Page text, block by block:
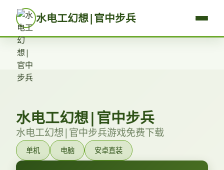
水电工幻想|官中步兵
水电工幻想|官中步兵
水电工幻想|官中步兵游戏免费下载
单机 电脑 安卓直装